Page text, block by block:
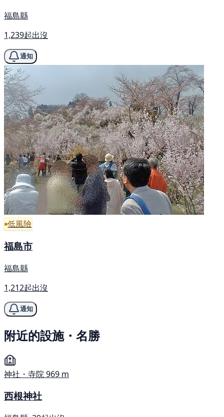
福島縣
1,239起出沒
通知
低風險
福島市
福島縣
1,212起出沒
通知
附近的設施・名勝
神社・寺院969 m
西根神社